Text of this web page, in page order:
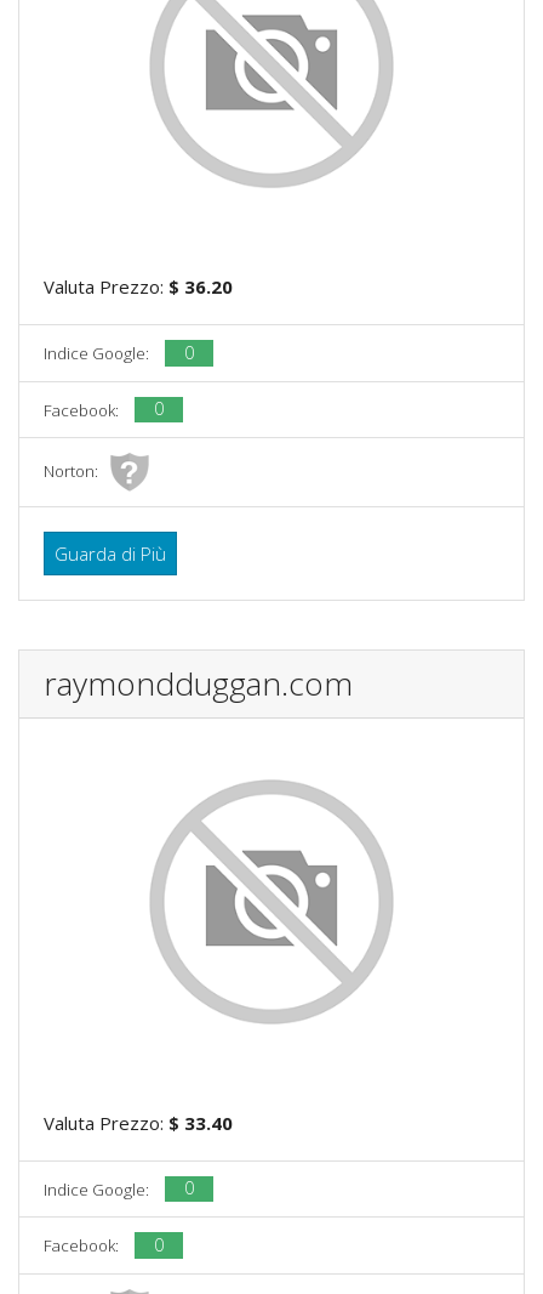
Valuta Prezzo: $ 36.20
Indice Google: 0
Facebook: 0
Norton:
Guarda di Più
raymondduggan.com
Valuta Prezzo: $ 33.40
Indice Google: 0
Facebook: 0